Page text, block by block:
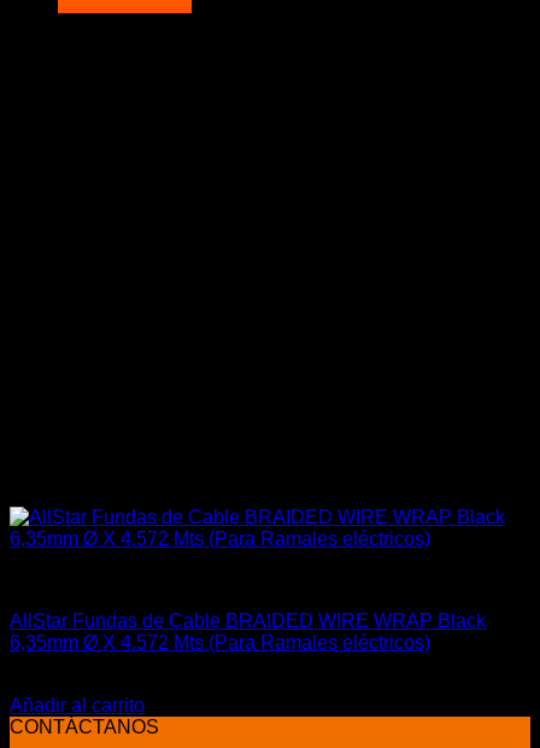
AllStar Fundas de Cable BRAIDED WIRE WRAP Black
6,35mm Ø X 4.572 Mts (Para Ramales eléctricos)
precio
original actual
Añadir al carrito
CONTÁCTANOS